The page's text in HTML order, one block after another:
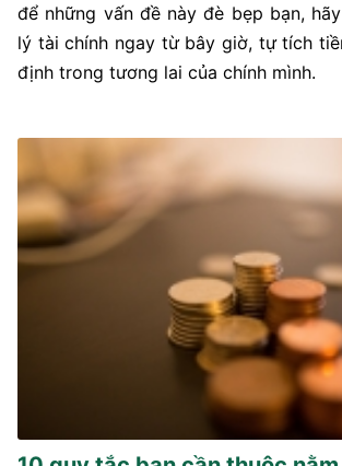
để những vấn đề này đè bẹp bạn,
lý tài chính ngay từ bây giờ, tự tích
định trong tương lai của chính mình.